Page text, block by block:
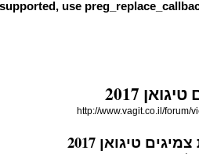
use
2017
http://www.vagit.co.il/forum/
טיגואן 2017